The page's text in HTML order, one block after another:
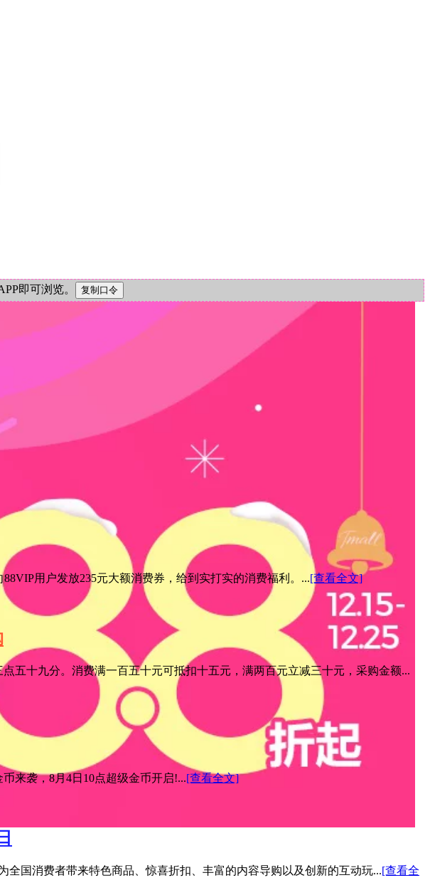
即可浏览。
用户发放235元大额消费券，给到实打实的消费福利。...[查看全文]
五十九分。消费满一百五十元可抵扣十五元，满两百元立减三十元，采购金额...
来袭，8月4日10点超级金币开启!...[查看全文]
全国消费者带来特色商品、惊喜折扣、丰富的内容导购以及创新的互动玩...[查看全